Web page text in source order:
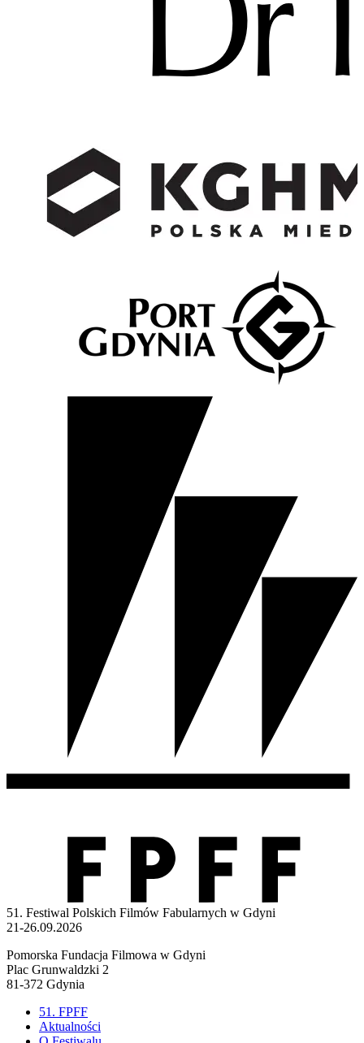
51. Festiwal Polskich Filmów Fabularnych w Gdyni
21-26.09.2026
Pomorska Fundacja Filmowa w Gdyni
Plac Grunwaldzki 2
81-372 Gdynia
51. FPFF
Aktualności